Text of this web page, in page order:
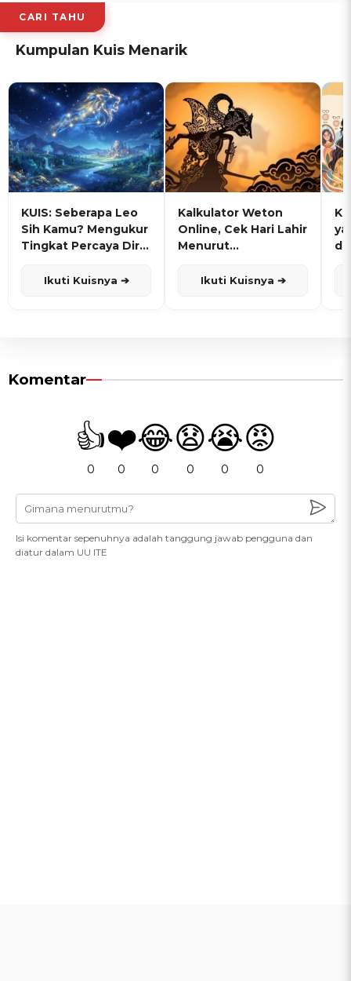
CARI TAHU
Kumpulan Kuis Menarik
KUIS: Seberapa Leo
Sih Kamu? Mengukur
Tingkat Percaya Diri
Ikuti Kuisnya ➔
Kalkulator Weton
Online, Cek Hari Lahir
Menurut
Ikuti Kuisnya ➔
Komentar
👍
0
❤️
0
😂
0
😧
0
😭
0
😡
0
Isi komentar sepenuhnya adalah tanggung jawab pengguna dan
diatur dalam UU ITE